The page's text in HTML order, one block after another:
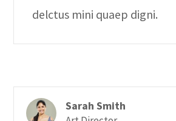
delctus mini quaep digni.
Sarah Smith